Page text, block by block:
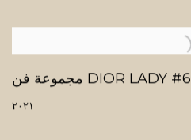
مجموعة فن DIOR LADY #6
٢٠٢١